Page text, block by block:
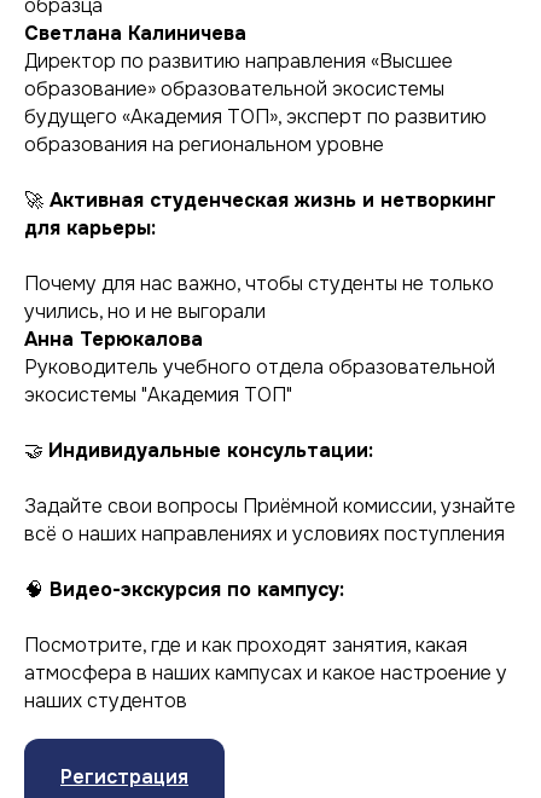
образца
Светлана Калиничева
Директор по развитию направления «Высшее
образование» образовательной экосистемы
будущего «Академия ТОП», эксперт по развитию
образования на региональном уровне
🚀 Активная студенческая жизнь и нетворкинг
для карьеры:
Почему для нас важно, чтобы студенты не только
учились, но и не выгорали
Анна Терюкалова
Руководитель учебного отдела образовательной
экосистемы "Академия ТОП"
🤝 Индивидуальные консультации:
Задайте свои вопросы Приёмной комиссии, узнайте
всё о наших направлениях и условиях поступления
🧠 Видео-экскурсия по кампусу:
Посмотрите, где и как проходят занятия, какая
атмосфера в наших кампусах и какое настроение у
наших студентов
Регистрация